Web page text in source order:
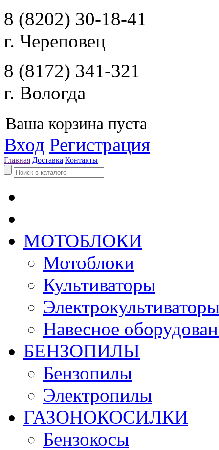
8 (8202) 30-18-41
г. Череповец
8 (8172) 341-321
г. Вологда
Ваша корзина пуста
Вход Регистрация
Главная Доставка Контакты
МОТОБЛОКИ
Мотоблоки
Культиваторы
Электрокультиваторы
Навесное
БЕНЗОПИЛЫ
Бензопилы
Электропилы
ГАЗОНОКОСИЛКИ
Бензокосы